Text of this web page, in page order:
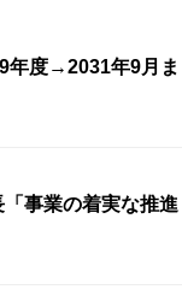
度→2031年9月ま
事業の着実な推進